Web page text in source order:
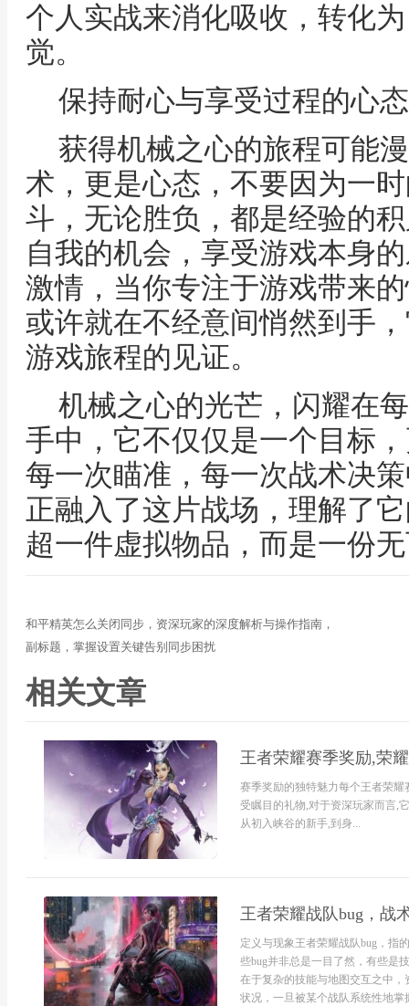
个人实战来消化吸收，转化
觉。
保持耐心与享受过程的心态
获得机械之心的旅程可能
术，更是心态，不要因为一
斗，无论胜负，都是经验的
自我的机会，享受游戏本身
激情，当你专注于游戏带来
或许就在不经意间悄然到手
游戏旅程的见证。
机械之心的光芒，闪耀在
手中，它不仅仅是一个目标
每一次瞄准，每一次战术决
正融入了这片战场，理解了
超一件虚拟物品，而是一份
和平精英怎么关闭同步，资深玩家的深度解析与操作指南，
副标题，掌握设置关键告别同步困扰
相关文章
王者荣耀赛季奖励,荣
赛季奖励的独特魅力每个王者荣
受瞩目的礼物,对于资深玩家而言,
从初入峡谷的新手,到身...
王者荣耀战队bug，战
定义与现象王者荣耀战队bug，指
些bug并非总是一目了然，有些是
在于复杂的技能与地图交互之中
状况，一旦被某个战队系统性地